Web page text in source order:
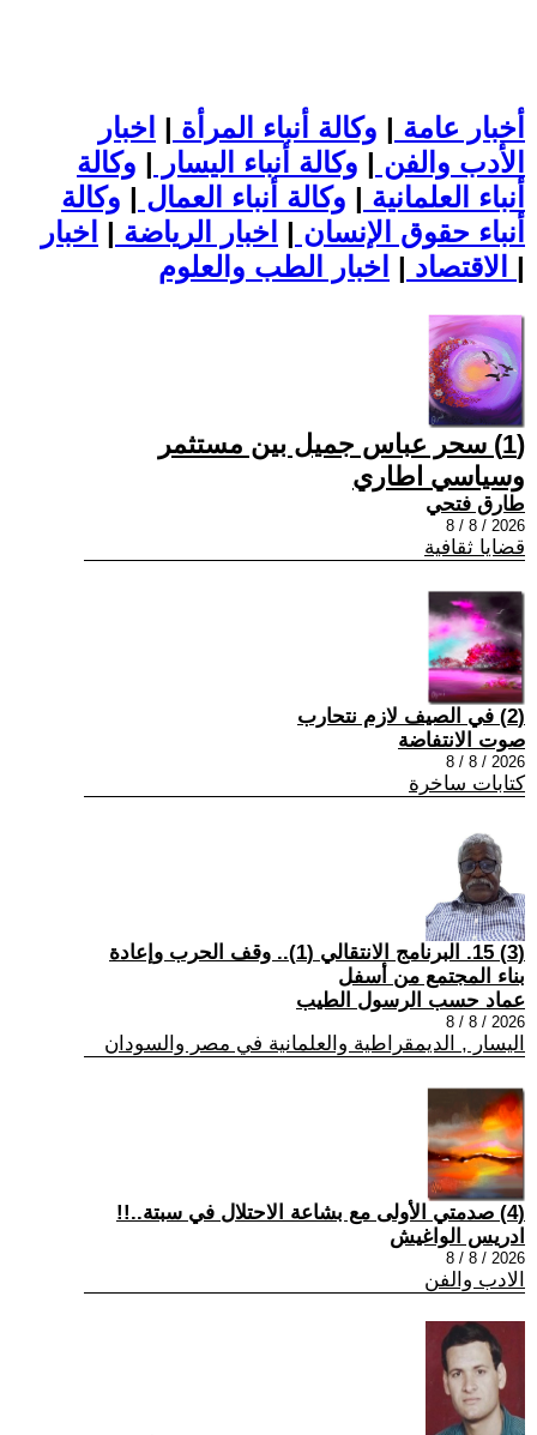
أخبار عامة | وكالة أنباء المرأة | اخبار
الأدب والفن | وكالة أنباء اليسار | وكالة
أنباء العلمانية | وكالة أنباء العمال | وكالة
أنباء حقوق الإنسان | اخبار الرياضة | اخبار
الاقتصاد | |
(1) سحر عباس جميل بين مستثمر
وسياسي اطاري
طارق فتحي
2026 / 8 / 8
قضايا ثقافية
(2) في الصيف لازم نتحارب
صوت الانتفاضة
2026 / 8 / 8
كتابات ساخرة
(3) 15. البرنامج الانتقالي (1).. وقف الحرب وإعادة
بناء المجتمع من أسفل
عماد حسب الرسول الطيب
2026 / 8 / 8
اليسار , الديمقراطية والعلمانية في مصر والسودان
(4) صدمتي الأولى مع بشاعة الاحتلال في سبتة..!!
ادريس الواغيش
2026 / 8 / 8
الادب والفن